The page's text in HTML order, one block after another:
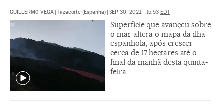
GUILLERMO VEGA | Tazacorte (Espanha) | SEP 30, 2021 - 15:53 EDT
Superfície que avançou sobre
o mar altera o mapa da ilha
espanhola, após crescer
cerca de 17 hectares até o
final da manhã desta quinta-
feira